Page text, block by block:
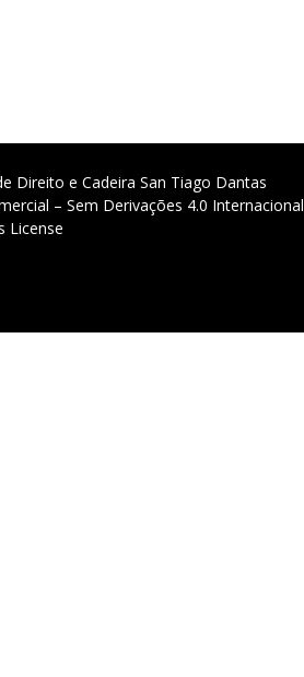
Direito e Cadeira San Tiago Dantas
– Sem Derivações 4.0 Internacional
License